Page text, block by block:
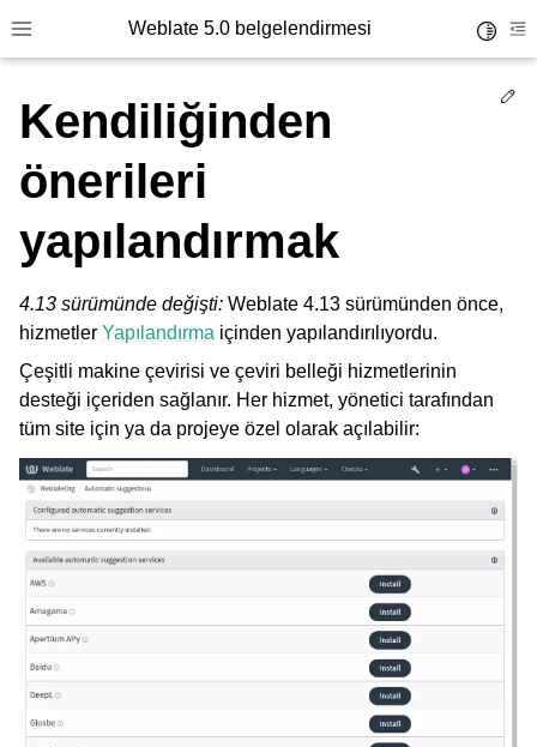
Toggle site navigation sidebar
Weblate 5.0 belgelendirmesi
Kendiliğinden
önerileri
yapılandırmak
4.13 sürümünde değişti: Weblate 4.13 sürümünden önce,
hizmetler Yapılandırma içinden yapılandırılıyordu.
Çeşitli makine çevirisi ve çeviri belleği hizmetlerinin
desteği içeriden sağlanır. Her hizmet, yönetici tarafından
tüm site için ya da projeye özel olarak açılabilir: